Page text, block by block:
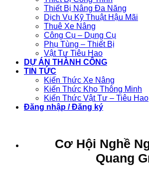
Thiết Bị Nâng Đa Năng
Dịch Vụ Kỹ Thuật Hậu Mãi
Thuê Xe Nâng
Công Cụ – Dụng Cụ
Phụ Tùng – Thiết Bị
Vật Tư Tiêu Hao
DỰ ÁN THÀNH CÔNG
TIN TỨC
Kiến Thức Xe Nâng
Kiến Thức Kho Thông Minh
Kiến Thức Vật Tư – Tiêu Hao
Đăng nhập / Đăng ký
Cơ Hội Nghề
Quang